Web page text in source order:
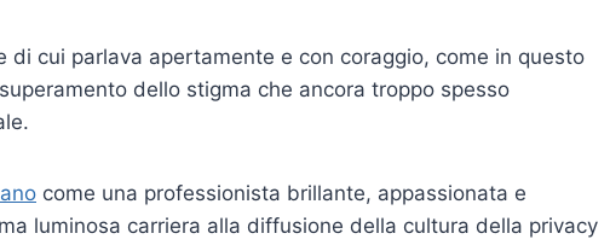
di cui parlava apertamente e con coraggio, come in questo
dello stigma che ancora troppo spesso
come una professionista brillante, appassionata e
luminosa carriera alla diffusione della cultura della privacy